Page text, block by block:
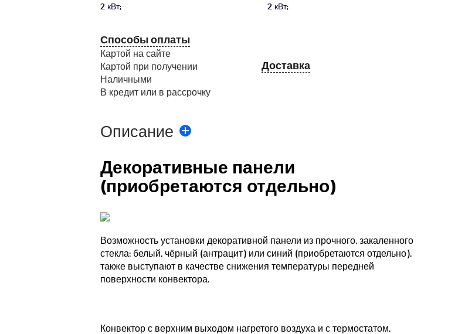
2 кВт;
2 кВт;
Способы оплаты
Картой на сайте
Картой при получении
Наличными
В кредит или в рассрочку
Доставка
Описание
Декоративные панели
(приобретаются отдельно)
Возможность установки декоративной панели из прочного, закаленного
стекла: белый, чёрный (антрацит) или синий (приобретаются отдельно),
также выступают в качестве снижения температуры передней
поверхности конвектора.
Конвектор с верхним выходом нагретого воздуха и с термостатом,